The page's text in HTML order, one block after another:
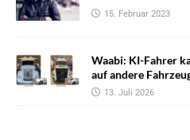
15. Februar 2023
Waabi: KI-Fahrer
auf andere
13. Juli 2026